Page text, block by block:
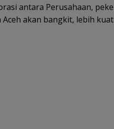
antara Perusahaan,
Aceh akan bangkit, lebih